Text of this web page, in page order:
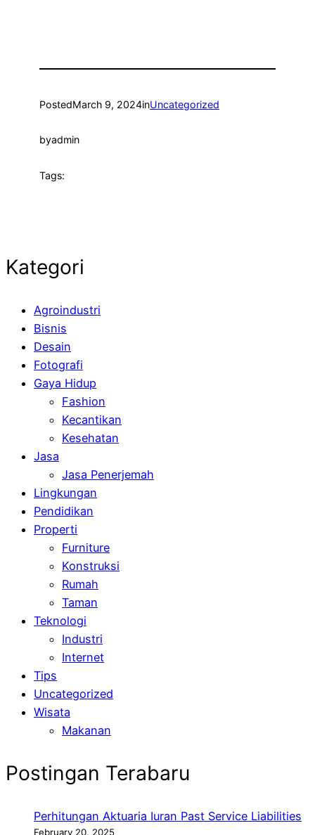
PostedMarch 9, 2024inUncategorized
byadmin
Tags:
Kategori
Agroindustri
Bisnis
Desain
Fotografi
Gaya Hidup
Fashion
Kecantikan
Kesehatan
Jasa
Jasa Penerjemah
Lingkungan
Pendidikan
Properti
Furniture
Konstruksi
Rumah
Taman
Teknologi
Industri
Internet
Tips
Uncategorized
Wisata
Makanan
Postingan Terabaru
Perhitungan Aktuaria Iuran Past Service Liabilities
February 20, 2025